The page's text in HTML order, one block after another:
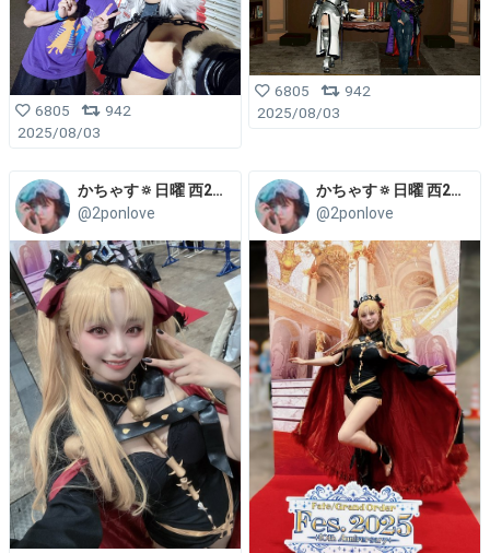
6805
942
2025/08/03
6805
942
2025/08/03
かちゃす🔅日曜 西2え-48b
@2ponlove
かちゃす🔅日曜 西2え-48b
@2ponlove